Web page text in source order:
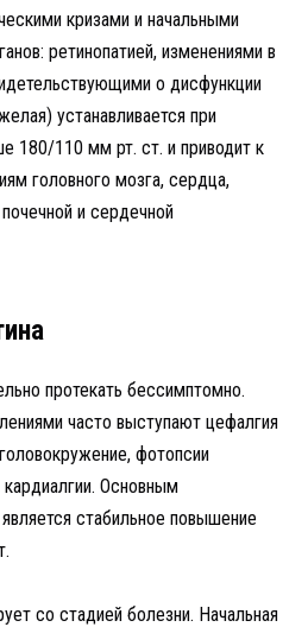
кризами и начальными
ретинопатией, изменениями в
о дисфункции
устанавливается при
180/110 мм рт. ст. и приводит к
головного мозга, сердца,
и сердечной
протекать бессимптомно.
часто выступают цефалгия
фотопсии
Основным
стабильное повышение
со стадией болезни. Начальная